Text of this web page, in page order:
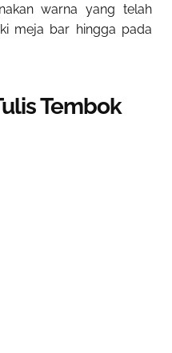
warna yang telah
meja bar hingga pada
Tembok